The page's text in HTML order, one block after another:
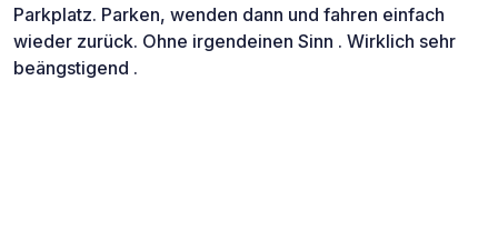
Parkplatz. Parken, wenden dann und fahren einfach
wieder zurück. Ohne irgendeinen Sinn . Wirklich sehr
beängstigend .